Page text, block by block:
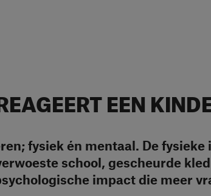
EEN
fysiek én mentaal. De fysieke
school, gescheurde
impact die meer